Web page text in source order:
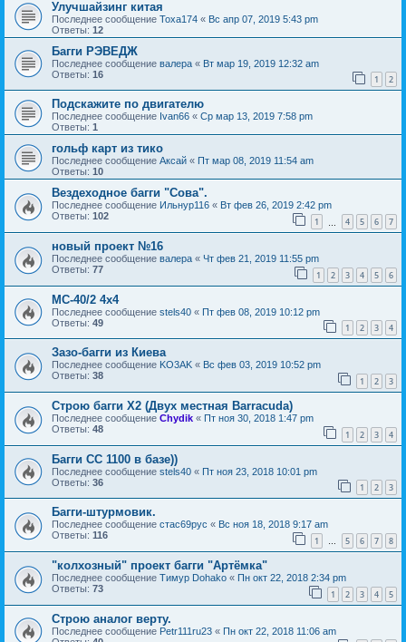
Улучшайзинг китая
Последнее сообщение Toxa174 « Вс апр 07, 2019 5:43 pm
Ответы: 12
Багги РЭВЕДЖ
Последнее сообщение валера « Вт мар 19, 2019 12:32 am
Ответы: 16 1 2
Подскажите по двигателю
Последнее сообщение Ivan66 « Ср мар 13, 2019 7:58 pm
Ответы: 1
гольф карт из тико
Последнее сообщение Аксай « Пт мар 08, 2019 11:54 am
Ответы: 10
Вездеходное багги "Сова".
Последнее сообщение Ильнур116 « Вт фев 26, 2019 2:42 pm
Ответы: 102 1 4 5 6 7
новый проект №16
Последнее сообщение валера « Чт фев 21, 2019 11:55 pm
Ответы: 77 1 2 3 4 5 6
МС-40/2 4х4
Последнее сообщение stels40 « Пт фев 08, 2019 10:12 pm
Ответы: 49 1 2 3 4
Зазо-багги из Киева
Последнее сообщение KO3AK « Вс фев 03, 2019 10:52 pm
Ответы: 38 1 2 3
Строю багги Х2 (Двух местная Barracuda)
Последнее сообщение Chydik « Пт ноя 30, 2018 1:47 pm
Ответы: 48 1 2 3 4
Багги СС 1100 в базе))
Последнее сообщение stels40 « Пт ноя 23, 2018 10:01 pm
Ответы: 36 1 2 3
Багги-штурмовик.
Последнее сообщение стас69рус « Вс ноя 18, 2018 9:17 am
Ответы: 116 1 … 5 6 7 8
"колхозный" проект багги "Артёмка"
Последнее сообщение Тимур Dohako « Пн окт 22, 2018 2:34 pm
Ответы: 73 1 2 3 4 5
Строю аналог верту.
Последнее сообщение Petr111ru23 « Пн окт 22, 2018 11:06 am